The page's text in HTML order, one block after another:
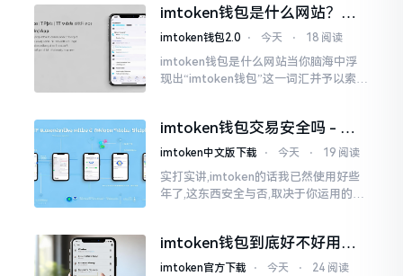
打开钱包查看时
imtoken钱包是什么网站？一
文说清楚这玩意
imtoken钱包2.0 ⋅ 今天 ⋅ 18 阅读
imtoken钱包是什么网站当你脑海中浮
现出“imtoken钱包”这一词汇并予以索求
我也曾短暂错愕
imtoken钱包交易安全吗 - 老
用户的一些心里话
imtoken中文版下载 ⋅ 今天 ⋅ 19 阅读
实打实讲,imtoken的话我已然使用好些
年了,这东西安全与否,取决于你运用的方
睹过非常多的人
imtoken钱包到底好不好用？
老玩家说说真实体验
imtoken官方下载 ⋅ 今天 ⋅ 24 阅读